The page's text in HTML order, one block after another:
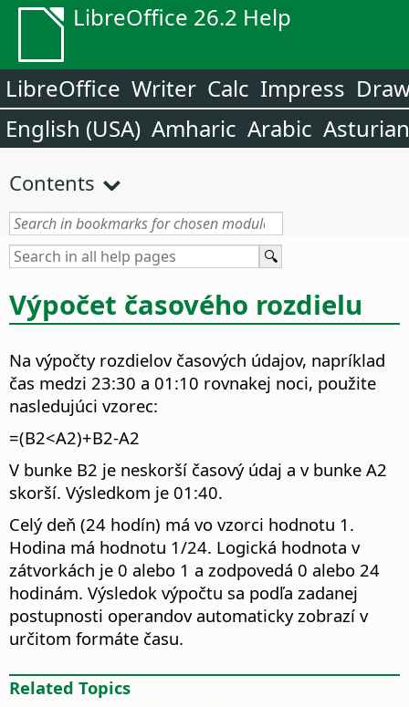
LibreOffice 26.2 Help
LibreOffice Writer Calc Impress
English (USA) Amharic Arabic Asturian
Contents
Výpočet časového rozdielu
Na výpočty rozdielov časových údajov, napríklad
čas medzi 23:30 a 01:10 rovnakej noci, použite
nasledujúci vzorec:
=(B2<A2)+B2-A2
V bunke B2 je neskorší časový údaj a v bunke A2
skorší. Výsledkom je 01:40.
Celý deň (24 hodín) má vo vzorci hodnotu 1.
Hodina má hodnotu 1/24. Logická hodnota v
zátvorkách je 0 alebo 1 a zodpovedá 0 alebo 24
hodinám. Výsledok výpočtu sa podľa zadanej
postupnosti operandov automaticky zobrazí v
určitom formáte času.
Related Topics